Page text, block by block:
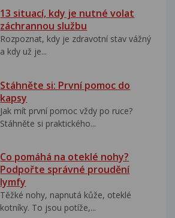
13 situací, kdy je nutné volat
záchrannou službu
Rozpoznat, kdy je zdravotní stav vážný
a kdy už je...
Stáhněte si: První pomoc do
kapsy
Jak mít první pomoc vždy po ruce?
Stáhněte si praktického...
Co pomáhá na oteklé nohy?
Podpořte správné proudění
lymfy
Těžké nohy, napnutá kůže, oteklé
kotníky. To jsou potíže,...